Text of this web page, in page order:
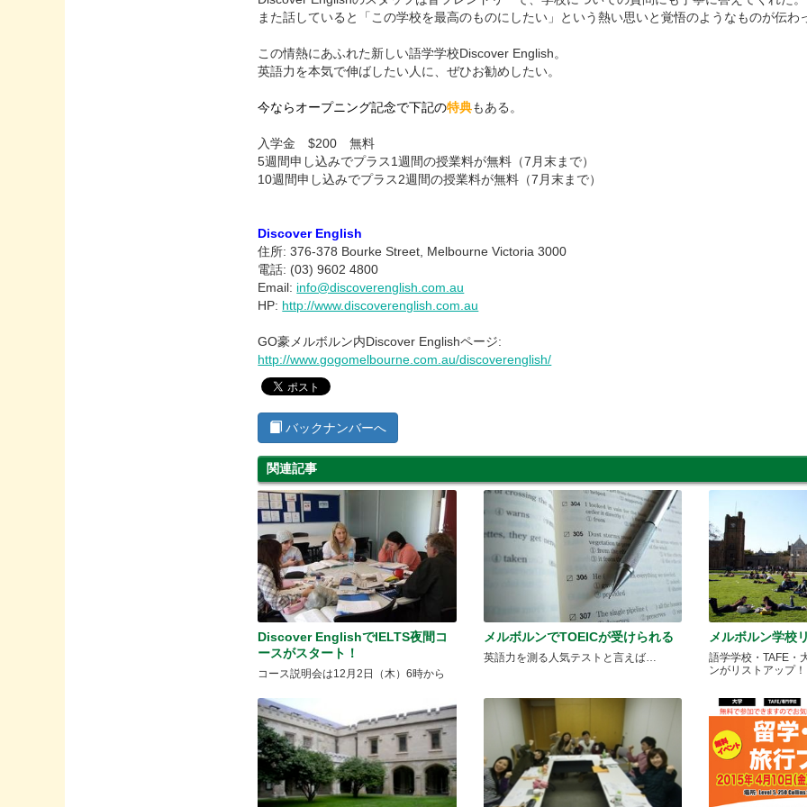
また話していると「この学校を最高のものにしたい」という熱い思いと覚悟のようなものが伝わ
この情熱にあふれた新しい語学学校Discover English。
英語力を本気で伸ばしたい人に、ぜひお勧めしたい。
今ならオープニング記念で下記の特典もある。
入学金 $200 無料
5週間申し込みでプラス1週間の授業料が無料（7月末まで）
10週間申し込みでプラス2週間の授業料が無料（7月末まで）
Discover English
住所: 376-378 Bourke Street, Melbourne Victoria 3000
電話: (03) 9602 4800
Email: info@discoverenglish.com.au
HP: http://www.discoverenglish.com.au
GO豪メルボルン内Discover Englishページ:
http://www.gogomelbourne.com.au/discoverenglish/
バックナンバーへ
関連記事
Discover EnglishでIELTS夜間コ
ースがスタート！
コース説明会は12月2日（木）6時から
メルボルンでTOEICが受けられる
英語力を測る人気テストと言えば…
メルボルン学校
語学学校・TAFE・
ンがリストアップ！